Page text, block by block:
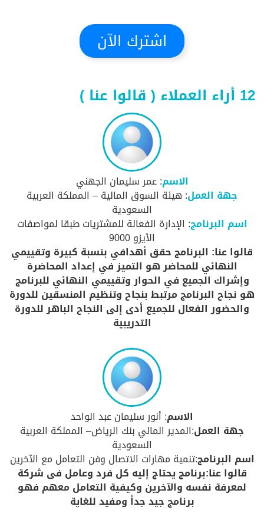
اشترك الآن
12 أراء العملاء ( قالوا عنا )
الاسم: عمر سليمان الجهني
جهة العمل: هيئة السوق المالية – المملكة العربية
السعودية
اسم البرنامج: الإدارة الفعالة للمشتريات طبقا لمواصفات
الأيزو 9000
قالوا عنا: البرنامج حقق أهدافي بنسبة كبيرة وتقييمي
النهائي للمحاضر هو التميز في إعداد المحاضرة
وإشراك الجميع في الحوار وتقييمي النهائي للبرنامج
هو نجاح البرنامج مرتبط بنجاح وتنظيم المنسقين للدورة
والحضور الفعال للجميع أدى إلى النجاح الباهر للدورة
التدريبية
الاسم: أنور سليمان عبد الواحد
جهة العمل:المدير المالي بنك الرياض– المملكة العربية
السعودية
اسم البرنامج:تنمية مهارات الاتصال وفن التعامل مع الآخرين
قالوا عنا:برنامج يحتاج إليه كل فرد وعامل فى شركة
لمعرفة نفسه والآخرين وكيفية التعامل معهم فهو
برنامج جيد جداً ومفيد للغاية